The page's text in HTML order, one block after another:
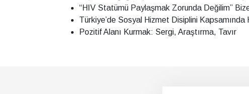
“HIV Statümü Paylaşmak Zorunda Değilim”
Türkiye’de Sosyal Hizmet Disiplini Kapsamında
Pozitif Alanı Kurmak: Sergi, Araştırma, Tavır